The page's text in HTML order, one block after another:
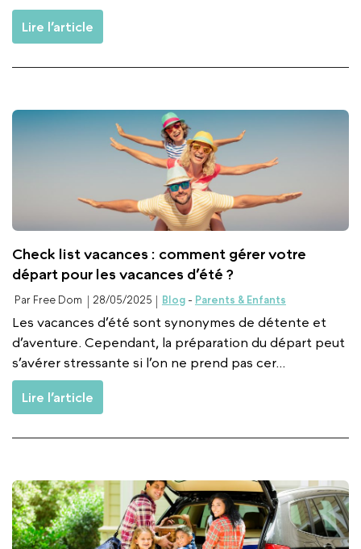
Lire l’article
Check list vacances : comment gérer votre
départ pour les vacances d’été ?
Par Free Dom 28/05/2025 Blog- Parents & Enfants
Les vacances d’été sont synonymes de détente et
d’aventure. Cependant, la préparation du départ peut
s’avérer stressante si l’on ne prend pas cer...
Lire l’article